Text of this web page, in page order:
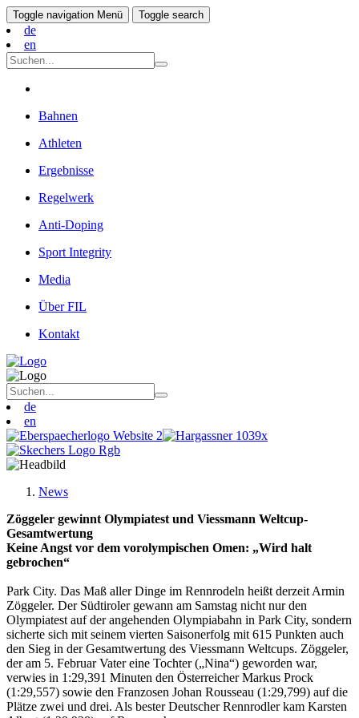
Toggle navigation Menü Toggle search
de
en
Bahnen
Athleten
Ergebnisse
Regelwerk
Anti-Doping
Sport Integrity
Media
Über FIL
Kontakt
de
en
News
Zöggeler gewinnt Olympiatest und Viessmann Weltcup-
Gesamtwertung
Keine Angst vor dem vorolympischen Omen: „Wird halt
gebrochen“
Park City. Das Maß aller Dinge im Rennrodeln heißt derzeit Armin
Zöggeler. Der Südtiroler gewann am Samstag nicht nur den
Olympiatest auf der angehenden Olympiabahn in Park City, sondern
sicherte sich mit seinem vierten Saisonerfolg mit 615 Punkten auch
den Sieg in der Gesamtwertung des Viessmann Weltcups. Zöggeler,
der am 5. Februar Vater eine Tochter („Nina“) geworden war,
verwies in 1:29,391 Minuten den Österreicher Markus Prock
(1:29,557) sowie den Franzosen Johan Rousseau (1:29,799) auf die
Plätze zwei und drei. Als bester Deutscher Rennrodler kam Karsten